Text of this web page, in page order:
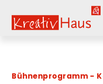
springe zum Hauptinhalt
Bühnenprogramm